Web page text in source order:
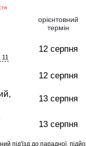
орієнтовний
термін
12 серпня
12 серпня
13 серпня
13 серпня
під'їзд до парадної,